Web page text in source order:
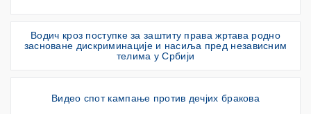
Водич кроз поступке за заштиту права жртава родно
засноване дискриминације и насиља пред независним
телима у Србији
Видео спот кампање против дечјих бракова